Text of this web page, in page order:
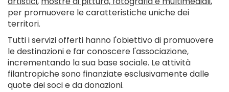
per promuovere le caratteristiche uniche dei
territori.
Tutti i servizi offerti hanno l'obiettivo di promuovere
le destinazioni e far conoscere l'associazione,
incrementando la sua base sociale. Le attività
filantropiche sono finanziate esclusivamente dalle
quote dei soci e da donazioni.